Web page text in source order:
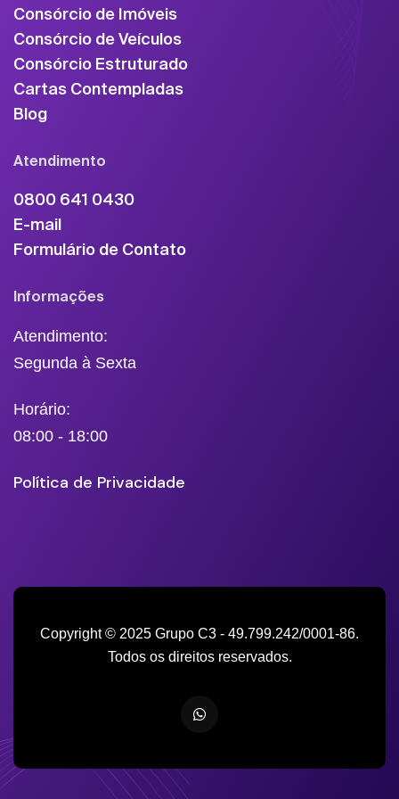
Consórcio de Imóveis
Consórcio de Veículos
Consórcio Estruturado
Cartas Contempladas
Blog
Atendimento
0800 641 0430
E-mail
Formulário de Contato
Informações
Atendimento:
Segunda à Sexta
Horário:
08:00 - 18:00
Política de Privacidade
Copyright © 2025 Grupo C3 - 49.799.242/0001-86.
Todos os direitos reservados.